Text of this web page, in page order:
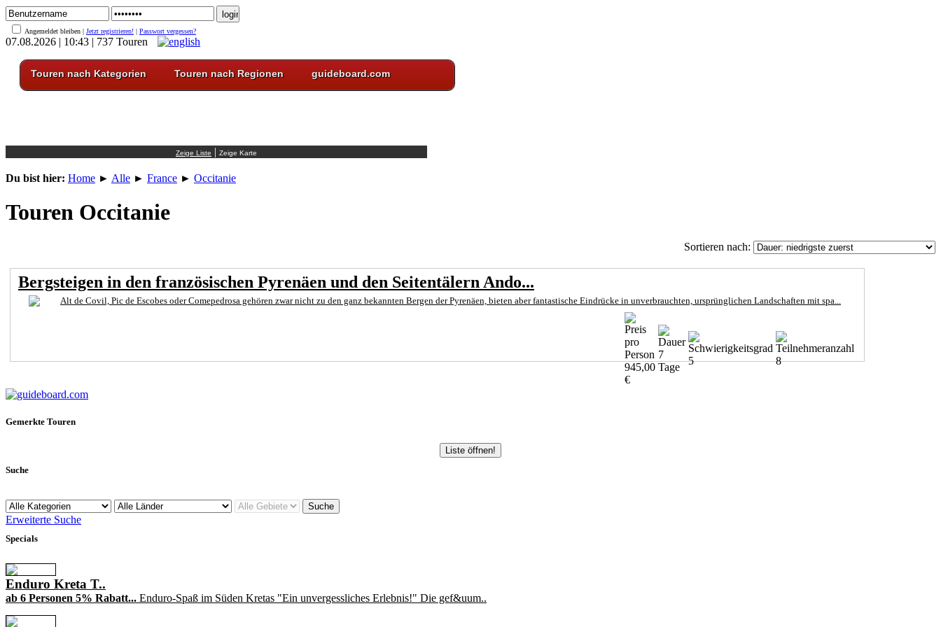
Angemeldet bleiben | Jetzt registrieren! | Passwort vergessen?
07.08.2026 | 10:43 | 737 Touren
Touren nach Kategorien Touren nach Regionen guideboard.com
|
Du bist hier: Home ► Alle ► France ► Occitanie
Touren Occitanie
Sortieren nach:
Bergsteigen in den französischen Pyrenäen und den Seitentälern Ando...
Alt de Covil, Pic de Escobes oder Comepedrosa gehören zwar nicht zu den ganz bekannten Bergen der Pyrenäen, bieten aber fantastische Eindrücke in unverbrauchten, ursprünglichen Landschaften mit spa...
945,00
€
7
Tage
5 8
Gemerkte Touren
Liste öffnen!
Suche
Erweiterte Suche
Specials
Enduro Kreta T..
ab 6 Personen 5% Rabatt... Enduro-Spaß im Süden Kretas "Ein unvergessliches Erlebnis!" Die gef&uum..